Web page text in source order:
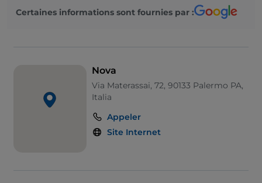
Certaines informations sont fournies par :
Nova
Via Materassai, 72, 90133 Palermo PA,
Italia
Appeler
Site Internet